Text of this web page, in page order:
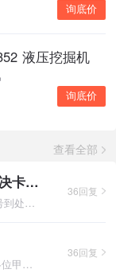
询底价
液压挖掘机
询底价
查看全部
我在非洲修挖机（3） 拆拆拆！完美解决卡特彼勒374D发电机及空调问题
上文说道，4号挖机发电机坏了，6号铲斗坏了，3号到处漏油。老外
36回复
各位甲友大家好！又是好久没发帖子了！ 今天给各位甲友带来一
36回复